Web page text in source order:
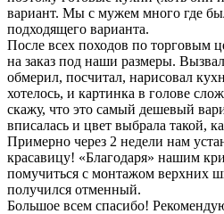
вариант. Мы с мужем много где
подходящего варианта.
После всех походов по торговым
на заказ под наши размеры.
обмерил, посчитал, нарисовал
хотелось, и картинка в голове
скажу, что это самый дешевый
вписалась и цвет выбрала такой,
Примерно через 2 недели нам
красавицу! «Благодаря» нашим
помучиться с монтажом верхних
получился отменный.
Большое всем спасибо!